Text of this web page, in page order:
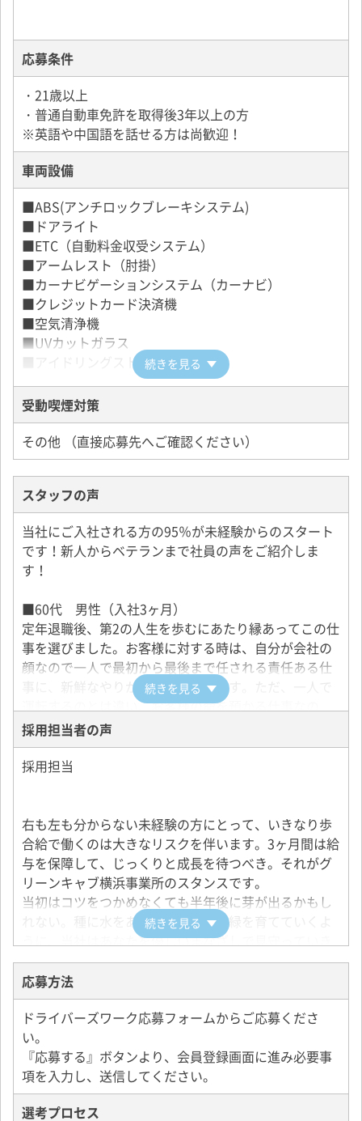
勤務地：神奈川県鎌倉市関谷709-1
応募条件
・21歳以上
・普通自動車免許を取得後3年以上の方
※英語や中国語を話せる方は尚歓迎！
車両設備
■ABS(アンチロックブレーキシステム)
■ドアライト
■ETC（自動料金収受システム）
■アームレスト（肘掛）
■カーナビゲーションシステム（カーナビ）
■クレジットカード決済機
■空気清浄機
■UVカットガラス
■アイドリングストップ装置
続きを見る
受動喫煙対策
その他 （直接応募先へご確認ください）
スタッフの声
当社にご入社される方の95％が未経験からのスタート
です！新人からベテランまで社員の声をご紹介しま
す！
■60代 男性（入社3ヶ月）
定年退職後、第2の人生を歩むにあたり縁あってこの仕
事を選びました。お客様に対する時は、自分が会社の
顔なので一人で最初から最後まで任される責任ある仕
事に、新鮮なやりがいを感じています。ただ、一人で
運転するのとは違い、お客様の命を預かる仕事なの
で、とても気をつかいます。疲れが残らないように、
体調管理には気をつけなければなりません。
切に、お客様との出会いを大切に真心で向き合ってき
ました。それは職場の仲間と接しているときも同じ。
現在は労働組合の幹部も引き受け、皆が少しでもやり
がいをもって働けるような、職場環境作りのお手伝い
にもやりがいを感じています。頑張っている人を見守
り、最適な職場環境を用意してくれる温かい会社です
■20代 女性（入社8ヶ月）
結婚して子どもが出来たのを機に転職を決意しまし
た。前職の給与では子育ての資金が稼げないという不
安があったので、年功序列ではなく、若くても頑張っ
ただけ給与を得られる仕事を探していたんです。 未経
験だったので不安もありましたが、結果は大成功。生
まれてくる子どもを思うと、頑張ろうという気持ちが
自ずと湧いてきますよ。
続きを見る
採用担当者の声
採用担当
右も左も分からない未経験の方にとって、いきなり歩
合給で働くのは大きなリスクを伴います。3ヶ月間は給
与を保障して、じっくりと成長を待つべき。それがグ
リーンキャブ横浜事業所のスタンスです。
当初はコツをつかめなくても半年後に芽が出るかもし
れない。種に水をあげながら美しい緑を育てていくよ
うに、当社はあなたを優しいまなざしで見守っていき
たいと思っています。
95％以上の乗務員が月給300,000円以上を手にしてい
ます！月給保障をしているものの、ほとんどの乗務員
がそれ以上の金額を稼いでいます。
是非、チャンスを活かしてステップアップをしていた
だきたいと思います。
続きを見る
応募方法
ドライバーズワーク応募フォームからご応募くださ
い。
『応募する』ボタンより、会員登録画面に進み必要事
項を入力し、送信してください。
選考プロセス